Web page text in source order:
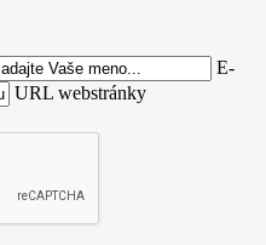
E-
URL webstránky